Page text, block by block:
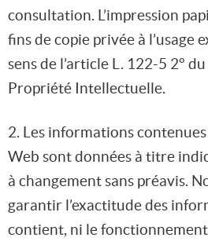
consultation. L’impression
fins de copie privée à l’usage
sens de l’article L. 122-5 2°
Propriété Intellectuelle.
2. Les informations
Web sont données à titre
à changement sans préavis.
garantir l’exactitude des
contient, ni le